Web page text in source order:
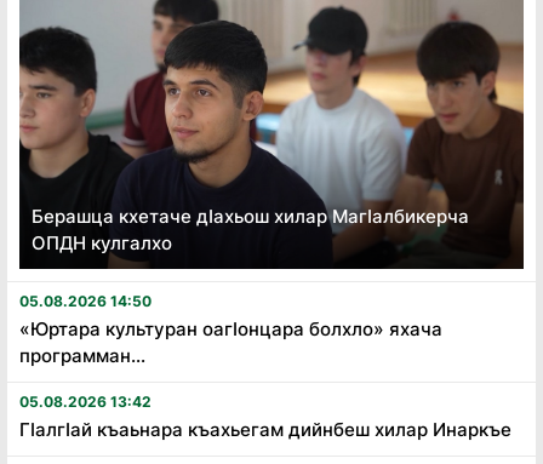
Берашца кхетаче дӏахьош хилар Магӏалбикерча
ОПДН кулгалхо
05.08.2026 14:50
«Юртара культуран оагӏонцара болхло» яхача
программан...
05.08.2026 13:42
Гӏалгӏай къаьнара къахьегам дийнбеш хилар Инаркъе